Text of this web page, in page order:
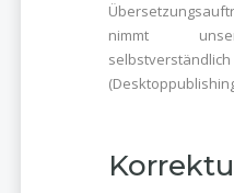
nimmt